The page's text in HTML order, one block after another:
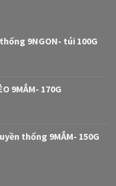
9NGON- túi 100G
9MẮM- 170G
thống 9MẮM- 150G